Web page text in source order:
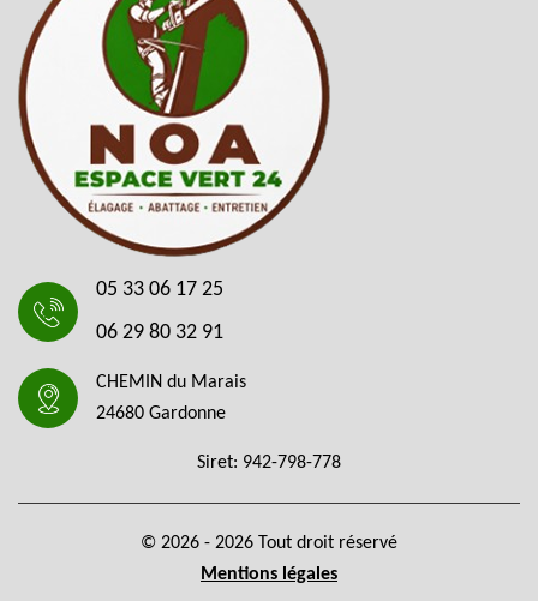
05 33 06 17 25
06 29 80 32 91
CHEMIN du Marais
24680 Gardonne
Siret: 942-798-778
© 2026 - 2026 Tout droit réservé
Mentions légales